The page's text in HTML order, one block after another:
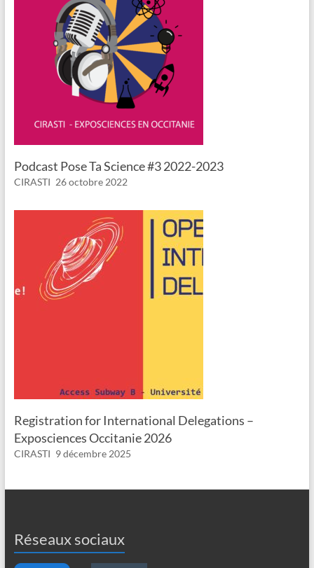
Podcast Pose Ta Science #3 2022-2023
CIRASTI 26 octobre 2022
Registration for International Delegations –
Exposciences Occitanie 2026
CIRASTI 9 décembre 2025
Réseaux sociaux